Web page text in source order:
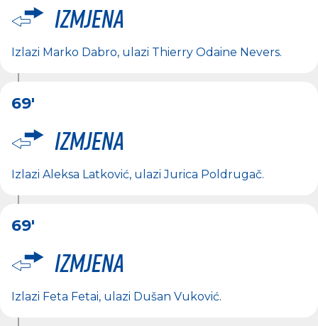
Izmjena
Izlazi Marko Dabro, ulazi Thierry Odaine Nevers.
69'
Izmjena
Izlazi Aleksa Latković, ulaziJurica Poldrugač.
69'
Izmjena
Izlazi Feta Fetai, ulazi Dušan Vuković.